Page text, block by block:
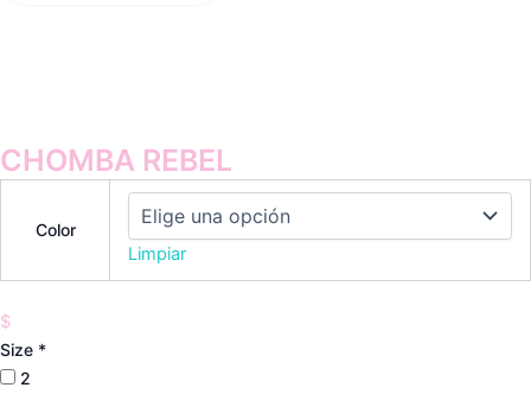
CHOMBA REBEL
Color
Limpiar
$
Size *
2